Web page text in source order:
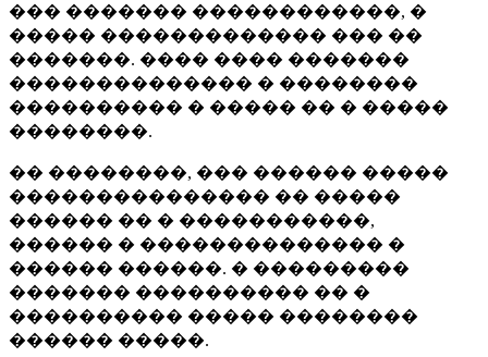
��� ������� ������������, �
����� ������������� ��� ��
�������. ���� ���� �������
�������������� � ��������
���������� � ����� �� � �����
��������.
�� ��������, ��� ������ �����
��������������� �� �����
������ �� � �����������,
������ � �������������� �
������ ������. � ���������
������� ���������� �� �
���������� ����� ��������
������ �����.